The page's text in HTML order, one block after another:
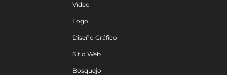
Vídeo
Logo
Diseño Gráfico
Sitio Web
Bosquejo